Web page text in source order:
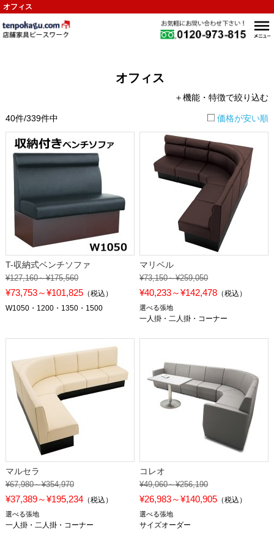
オフィス
オフィス
＋機能・特徴で絞り込む
40件/339件中 価格が安い順
T-収納式ベンチソファ
¥127,160～¥175,560
¥73,753～¥101,825（税込）
W1050・1200・1350・1500
マリベル
¥73,150～¥259,050
¥40,233～¥142,478 （税込）
選べる張地
一人掛・二人掛・コーナー
マルセラ
¥67,980～¥354,970
¥37,389～¥195,234（税込）
選べる張地
一人掛・二人掛・コーナー
コレオ
¥49,060～¥256,190
¥26,983～¥140,905 （税込）
選べる張地
サイズオーダー